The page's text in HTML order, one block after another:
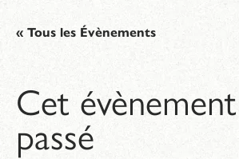
« Tous les Évènements
Cet
passé